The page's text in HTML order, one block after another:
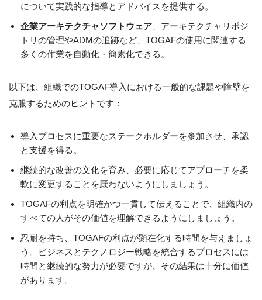
について実践的な指導とアドバイスを提供する。
企業アーキテクチャソフトウェア 、アーキテクチャリポジ
トリの管理やADMの追跡など、TOGAFの使用に関連する
多くの作業を自動化・簡素化できる。
以下は、組織でのTOGAF導入における一般的な課題や障壁を
克服するためのヒントです：
導入プロセスに重要なステークホルダーを参加させ、承認
と支援を得る。
継続的な改善の文化を育み、必要に応じてアプローチを柔
軟に変更することを厭わないようにしましょう。
TOGAFの利点を明確かつ一貫して伝えることで、組織内の
すべての人がその価値を理解できるようにしましょう。
忍耐を持ち、TOGAFの利点が顕在化する時間を与えましょ
う。ビジネスとテクノロジー戦略を統合するプロセスには
時間と継続的な努力が必要ですが、その結果は十分に価値
があります。